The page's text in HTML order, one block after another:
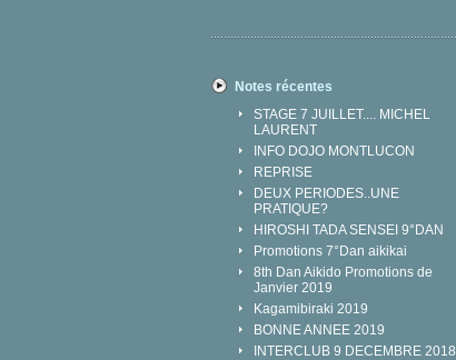
Notes récentes
STAGE 7 JUILLET.... MICHEL
LAURENT
INFO DOJO MONTLUCON
REPRISE
DEUX PERIODES..UNE
PRATIQUE?
HIROSHI TADA SENSEI 9°DAN
Promotions 7°Dan aikikai
8th Dan Aikido Promotions de
Janvier 2019
Kagamibiraki 2019
BONNE ANNEE 2019
INTERCLUB 9 DECEMBRE 2018